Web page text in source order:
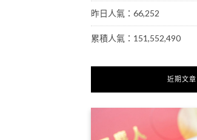
昨日人氣：66,252
累積人氣：151,552,490
近期文章